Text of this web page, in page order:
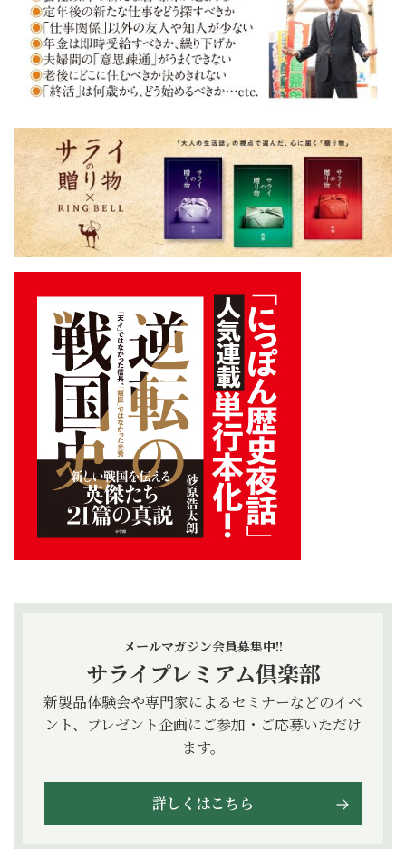
メールマガジン会員募集中!!
サライプレミアム倶楽部
新製品体験会や専門家によるセミナーなどのイベ
ント、プレゼント企画にご参加・ご応募いただけ
ます。
詳しくはこちら